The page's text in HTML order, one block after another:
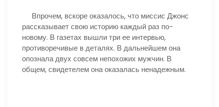
Впрочем, вскоре оказалось, что миссис Джонс
рассказывает свою историю каждый раз по-
новому. В газетах вышли три ее интервью,
противоречивые в деталях. В дальнейшем она
опознала двух совсем непохожих мужчин. В
общем, свидетелем она оказалась ненадежным.